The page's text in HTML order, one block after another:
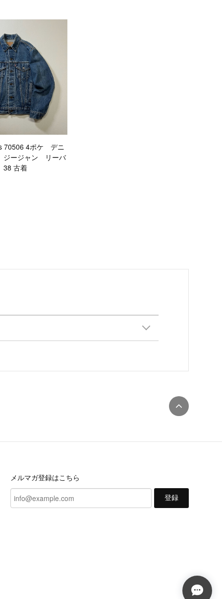
70506 4ポケ デニ
ジージャン リーバ
古着
メルマガ登録はこちら
登録